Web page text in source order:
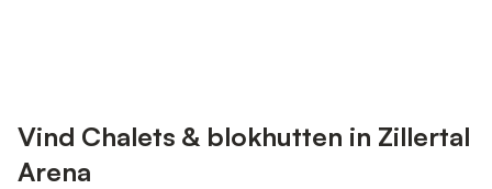
Vind Chalets & blokhutten in Zillertal
Arena